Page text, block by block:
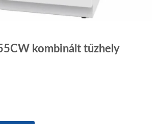
kombinált tűzhely
tűzhely mennyiség